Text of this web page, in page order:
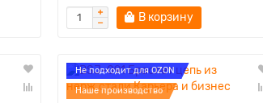
В корзину
Не подходит для OZON
Наше производство